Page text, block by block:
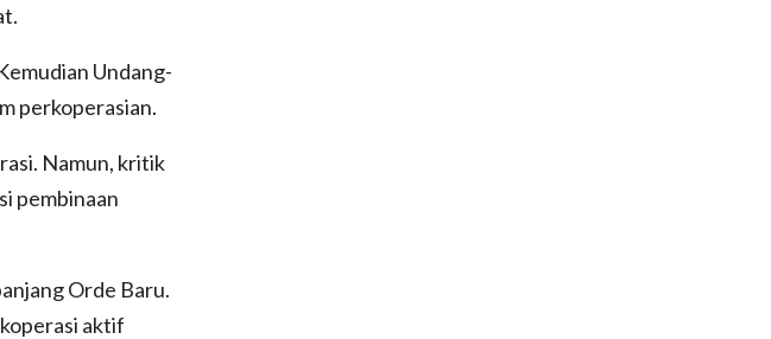
Undang-
perkoperasian.
Namun, kritik
pembinaan
Orde Baru.
aktif